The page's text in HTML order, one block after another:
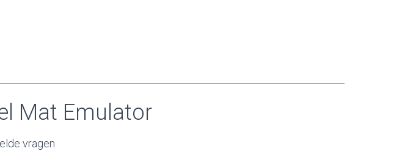
Mat Emulator
vragen